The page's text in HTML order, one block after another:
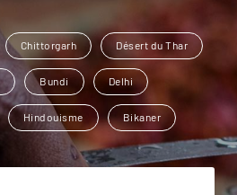
Chittorgarh Désert du Thar
Bundi Delhi
Hindouisme Bikaner